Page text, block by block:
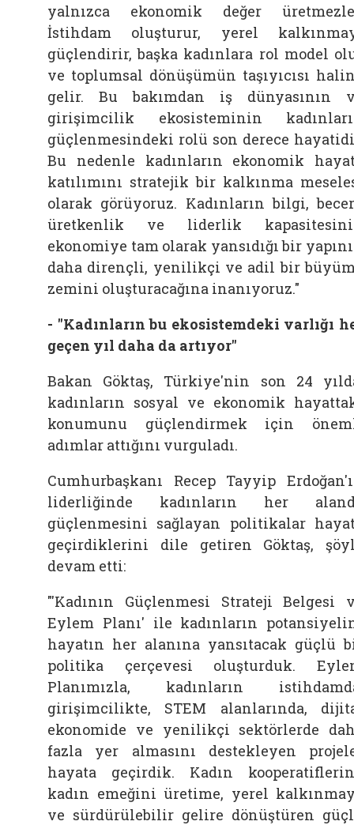
yalnızca ekonomik değer
İstihdam oluşturur, yerel
güçlendirir, başka kadınlara rol model
ve toplumsal dönüşümün taşıyıcısı
gelir. Bu bakımdan iş dünyasının
girişimcilik ekosisteminin
güçlenmesindeki rolü son derece
Bu nedenle kadınların ekonomik
katılımını stratejik bir kalkınma
olarak görüyoruz. Kadınların bilgi,
üretkenlik ve liderlik
ekonomiye tam olarak yansıdığı bir
daha dirençli, yenilikçi ve adil bir
zemini oluşturacağına inanıyoruz."
- "Kadınların bu ekosistemdeki varlığı
geçen yıl daha da artıyor"
Bakan Göktaş, Türkiye'nin son 24
kadınların sosyal ve ekonomik
konumunu güçlendirmek için
adımlar attığını vurguladı.
Cumhurbaşkanı Recep Tayyip
liderliğinde kadınların her
güçlenmesini sağlayan politikalar
geçirdiklerini dile getiren Göktaş,
devam etti:
"'Kadının Güçlenmesi Strateji Belgesi
Eylem Planı' ile kadınların
hayatın her alanına yansıtacak güçlü
politika çerçevesi oluşturduk.
Planımızla, kadınların
girişimcilikte, STEM alanlarında,
ekonomide ve yenilikçi sektörlerde
fazla yer almasını destekleyen
hayata geçirdik. Kadın
kadın emeğini üretime, yerel
ve sürdürülebilir gelire dönüştüren